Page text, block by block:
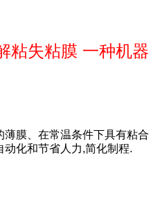
粘失粘膜 一种机
膜、在常温条件下具有粘
化和节省人力,简化制程.